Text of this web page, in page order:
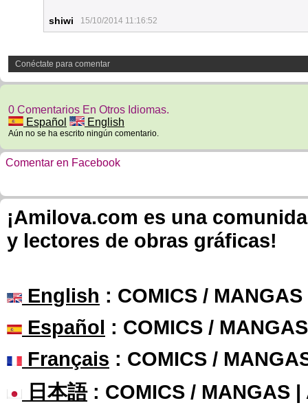
shiwi 15/10/2014 11:16:52
Conéctate para comentar
0 Comentarios En Otros Idiomas.
Español
English
Aún no se ha escrito ningún comentario.
Comentar en Facebook
¡Amilova.com es una
y lectores de obras gráficas!
English : COMICS /
Español : COMICS /
Français : COMICS /
日本語: COMICS / MANGAS |